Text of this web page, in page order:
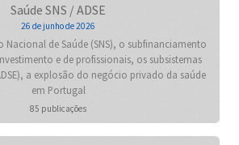
Saúde SNS / ADSE
26 de junho de 2026
Nacional de Saúde (SNS), o subfinanciamento
e de profissionais, os subsistemas
a explosão do negócio privado da saúde
em Portugal
85 publicações